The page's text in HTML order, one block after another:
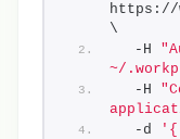
https://
\
  -H
~/
  -H
  -d
'{